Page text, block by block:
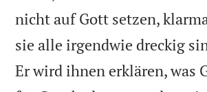
nicht auf Gott setzen,
sie alle irgendwie dreckig
Er wird ihnen erklären, was